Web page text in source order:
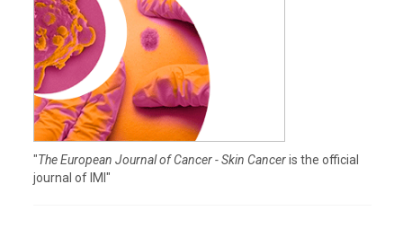
"The European Journal of Cancer - Skin Canceris the official
journal of IMI"